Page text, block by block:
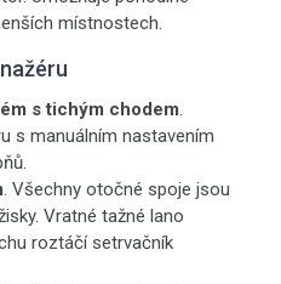
místnostech.
s tichým chodem.
s manuálním nastavením
. Všechny otočné spoje jsou
Vratné tažné lano
roztáčí setrvačník